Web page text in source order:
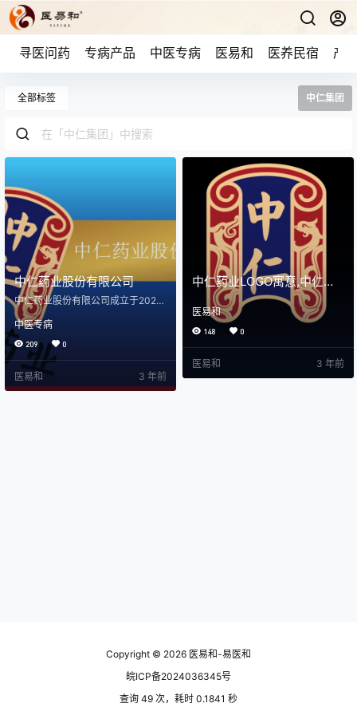
寻医问药 专病产品 中医专病 医易和 医养民宿 产
全部标签 中仁集团
中仁药业股份有限公司
中仁药业股份有限公司成立于2021
年，是一家集科研、制造、市场销
售和生产为一体的全产业链公司，
专注为B端客户提供中医专病专治定
制产品，中仁药业产品以质量求生
存，以疗效传天下，打造中医专病
专药专治的中医专病治疗体系。拥
有固体饮料、代餐粉、植物饮品、
中医专病
209 0
医易和 3 年前
中仁药业LOGO寓意,中仁商
标寓意
医易和
148 0
医易和 3 年前
Copyright © 2026 医易和-易医和
皖ICP备2024036345号
查询 49 次，耗时 0.1841 秒